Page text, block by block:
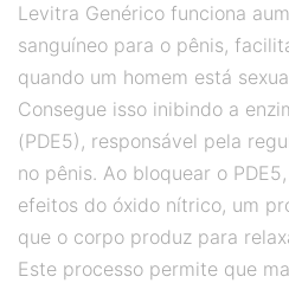
Levitra Genérico funciona
sanguíneo para o pênis,
quando um homem está
Consegue isso inibindo a
(PDE5), responsável pela
no pênis. Ao bloquear o
efeitos do óxido nítrico, um
que o corpo produz para
Este processo permite que